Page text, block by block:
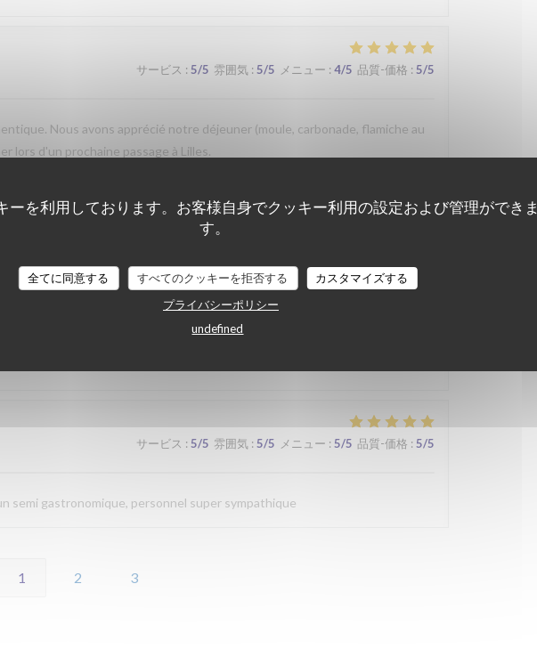
ーを利用しております。お客様自身でクッキー利用の設定および管理ができま
す。
全てに同意する すべてのクッキーを拒否する
カスタマイズする
プライバシーポリシー
undefined
サービス : 5/5 雰囲気: 5/5 メニュー : 4/5 品質-価格 : 5/5
Nous avons apprécié notre déjeuner (moule, carbonade, flamiche au
lors d'un prochaine passage à Lilles.
/5 雰囲気
サービス:4/5 雰囲気: 4/5
サービス : 5/5 雰囲気: 5/5 メニュー : 5/5 品質-価格 : 5/5
semi gastronomique, personnel super sympathique
1 2 3